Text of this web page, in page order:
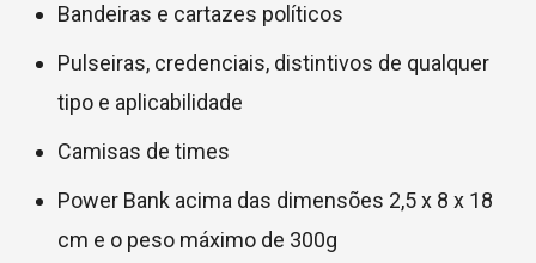
Bandeiras e cartazes políticos
Pulseiras, credenciais, distintivos de qualquer
tipo e aplicabilidade
Camisas de times
Power Bank acima das dimensões 2,5 x 8 x 18
cm e o peso máximo de 300g